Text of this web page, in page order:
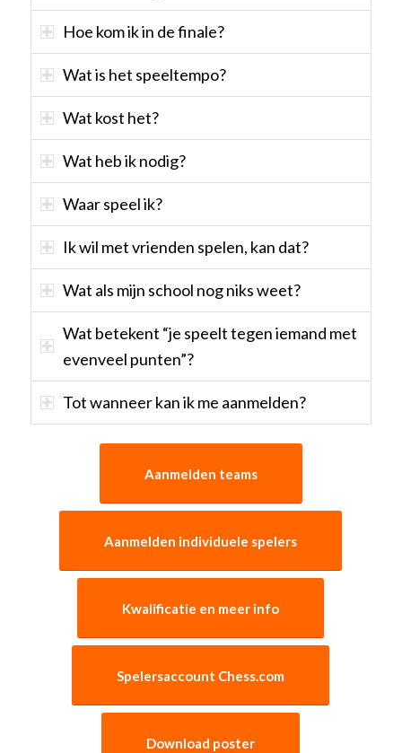
Hoe kom ik in de finale?
Wat is het speeltempo?
Wat kost het?
Wat heb ik nodig?
Waar speel ik?
Ik wil met vrienden spelen, kan dat?
Wat als mijn school nog niks weet?
Wat betekent “je speelt tegen iemand met
evenveel punten”?
Tot wanneer kan ik me aanmelden?
Aanmelden teams
Aanmelden individuele spelers
Kwalificatie en meer info
Spelersaccount Chess.com
Download poster